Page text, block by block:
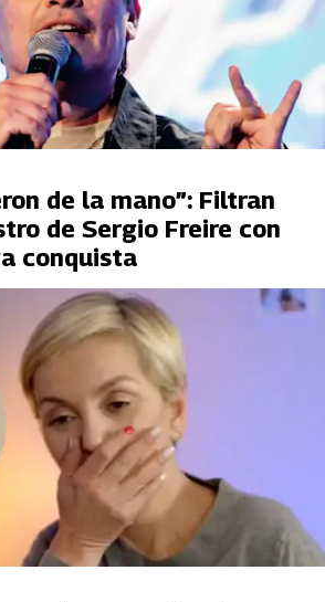
de la mano”: Filtran
de Sergio Freire con
conquista